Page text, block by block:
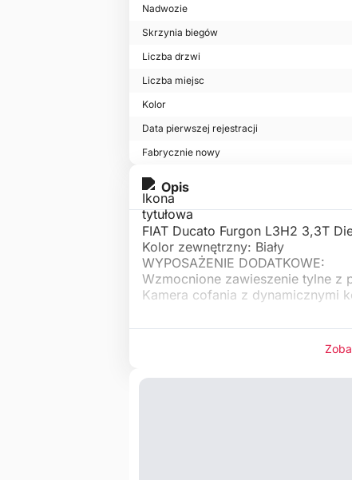
Nadwozie
Skrzynia biegów
Liczba drzwi
Liczba miejsc
Kolor
Data pierwszej rejestracji
Fabrycznie nowy
Opis
FIAT Ducato Furgon L3H2 3,3T
Kolor zewnętrzny: Biały
WYPOSAŻENIE DODATKOWE:
Wzmocnione zawieszenie tylne z
Kamera cofania z dynamicznymi